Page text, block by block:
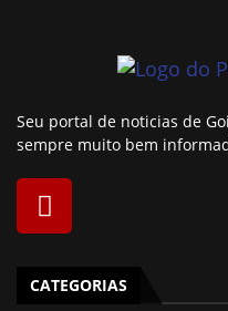
Seu portal de noticias de
sempre muito bem
CATEGORIAS